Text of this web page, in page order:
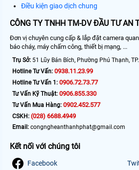
Điều kiện giao dịch chung
CÔNG TY TNHH TM-DV ĐẦU TƯ AN
Đơn vị chuyên cung cấp & lắp đặt camera
báo cháy, máy chấm công, thiết bị mạng, ...
Trụ Sở: 51 Lũy Bán Bích, Phường Phú Thạnh,
Hotline Tư Vấn: 0938.11.23.99
Hotline Tư Vấn 1: 0906.72.73.77
Tư Vấn Kỹ Thuật: 0906.855.330
Tư Vấn Mua Hàng: 0902.452.577
CSKH: (028) 6688.4949
Email: congngheanthanhphat@gmail.com
Kết nối với chúng tôi
Facebook